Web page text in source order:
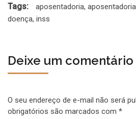
Tags: aposentadoria,
doença, inss
Deixe um comentário
O seu endereço de e-mail não será
obrigatórios são marcados com *